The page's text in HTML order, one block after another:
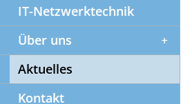
IT-Netzwerktechnik
Über uns
Aktuelles
Kontakt